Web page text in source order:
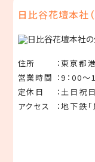
⽇⽐⾕花壇本社
住所
東京都
営業時間
9：00〜
定休⽇
⼟⽇祝⽇
アクセス
地下鉄